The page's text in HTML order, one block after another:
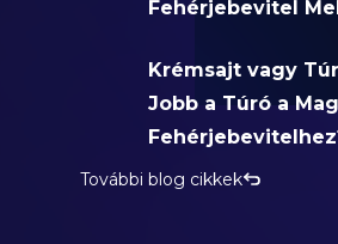
Fehérjebevitel
Krémsajt vagy
Jobb a Túró a
További blog cikkek